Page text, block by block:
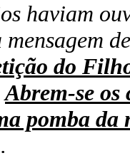
haviam
do
Abrem-se os
pomba da